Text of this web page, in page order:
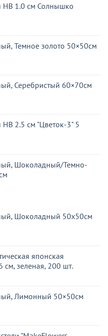
1.0 см Солнышко
Темное золото 50×50см
Серебристый 60×70см
2.5 см "Цветок-3" 5
Шоколадный/Темно-
Шоколадный 50x50см
японская
зеленая, 200 шт.
Лимонный 50×50см